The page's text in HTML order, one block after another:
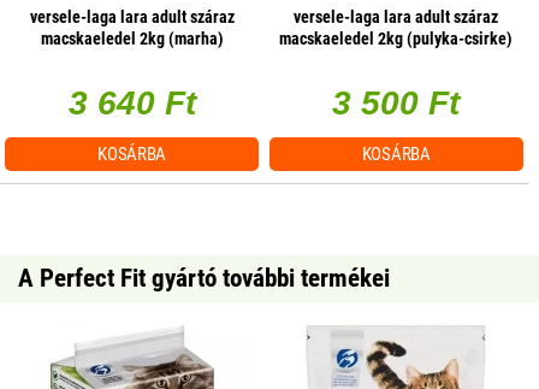
versele-laga lara adult száraz
macskaeledel 2kg (marha)
3 640 Ft
KOSÁRBA
versele-laga lara adult száraz
macskaeledel 2kg (pulyka-csirke)
3 500 Ft
KOSÁRBA
A Perfect Fit gyártó további termékei